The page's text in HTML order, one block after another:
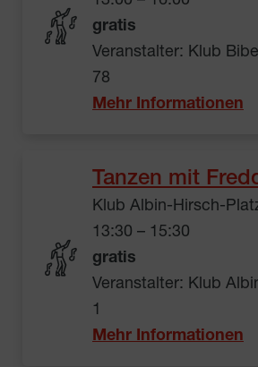
gratis
Veranstalter: Klub
78
Mehr Informationen
Tanzen mit
Klub Albin-Hirsch-
13:30 – 15:30
gratis
Veranstalter: Klub
1
Mehr Informationen